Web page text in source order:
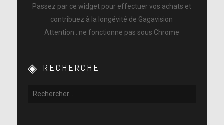
Passez par ce widget pour effectuer vos achats et
contribuez à la longévité de Gagavision
Attention : ne fonctionne pas sous Chrome
RECHERCHE